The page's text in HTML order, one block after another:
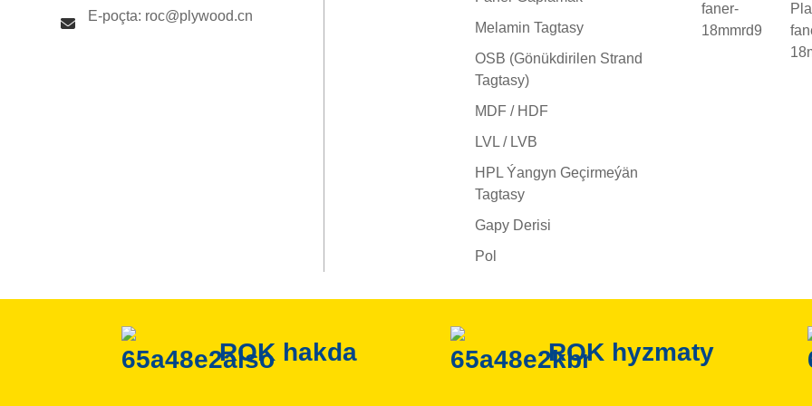
E-poçta: roc@plywood.cn
Melamin Tagtasy
OSB (gönükdirilen Strand
Tagtasy)
MDF / HDF
LVL / LVB
HPL Ýangyn Geçirmeýän
Tagtasy
Gapy Derisi
Pol
ROK hakda ROK hyzmaty